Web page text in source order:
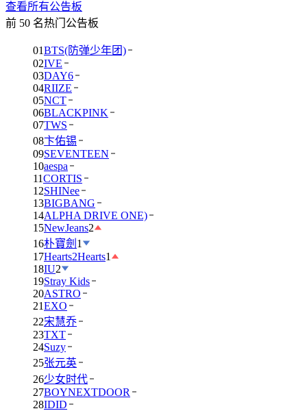
查看所有公告板
前 50 名热门公告板
01BTS(防弹少年团)
02IVE
03DAY6
04RIIZE
05NCT
06BLACKPINK
07TWS
08卞佑锡
09SEVENTEEN
10aespa
11CORTIS
12SHINee
13BIGBANG
14ALPHA DRIVE ONE)
15NewJeans2
16朴寶劍 1
17Hearts2Hearts1
18IU2
19Stray Kids
20ASTRO
21EXO
22宋慧乔
23TXT
24Suzy
25张元英
26少女时代
27BOYNEXTDOOR
28IDID